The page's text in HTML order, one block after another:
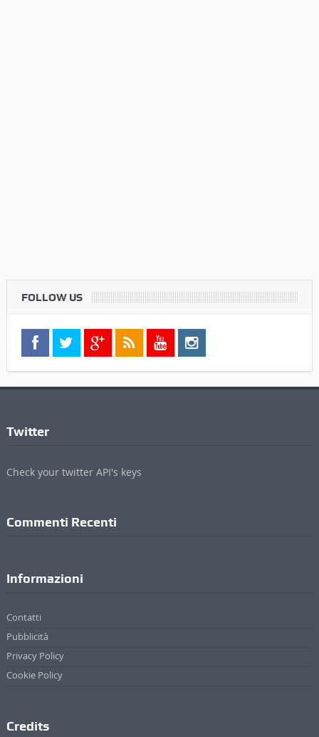
FOLLOW US
Twitter
Check your twitter API's keys
Commenti Recenti
Informazioni
Contatti
Pubblicità
Privacy Policy
Cookie Policy
Credits